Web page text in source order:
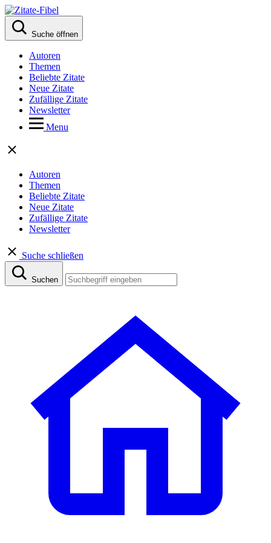
Suche öffnen
Autoren
Themen
Beliebte Zitate
Neue Zitate
Zufällige Zitate
Newsletter
Menu
Autoren
Themen
Beliebte Zitate
Neue Zitate
Zufällige Zitate
Newsletter
Suche schließen
Suchen